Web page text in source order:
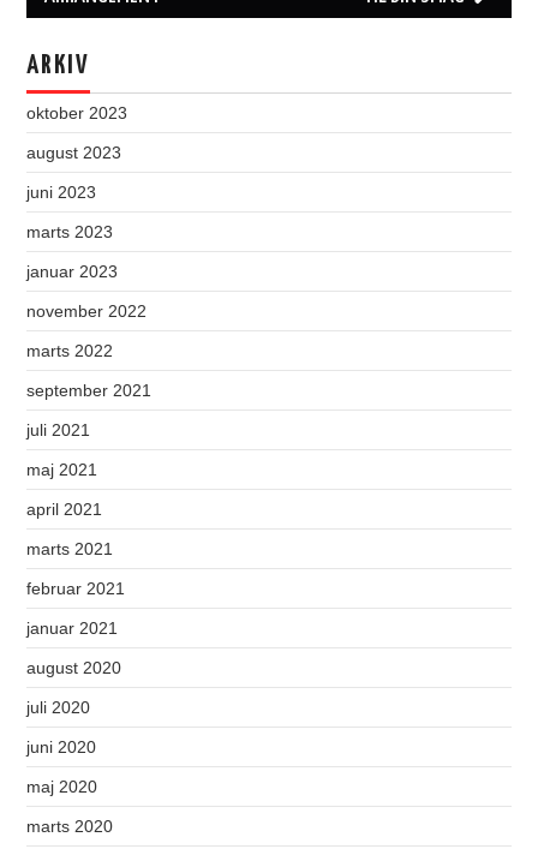
ARKIV
oktober 2023
august 2023
juni 2023
marts 2023
januar 2023
november 2022
marts 2022
september 2021
juli 2021
maj 2021
april 2021
marts 2021
februar 2021
januar 2021
august 2020
juli 2020
juni 2020
maj 2020
marts 2020